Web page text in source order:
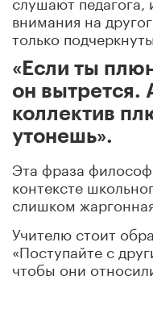
внимания на
только
«Если ты
он вытрется.
коллектив
утонешь».
Эта фраза
контексте
слишком
Учителю стоит
«Поступайте с
чтобы они